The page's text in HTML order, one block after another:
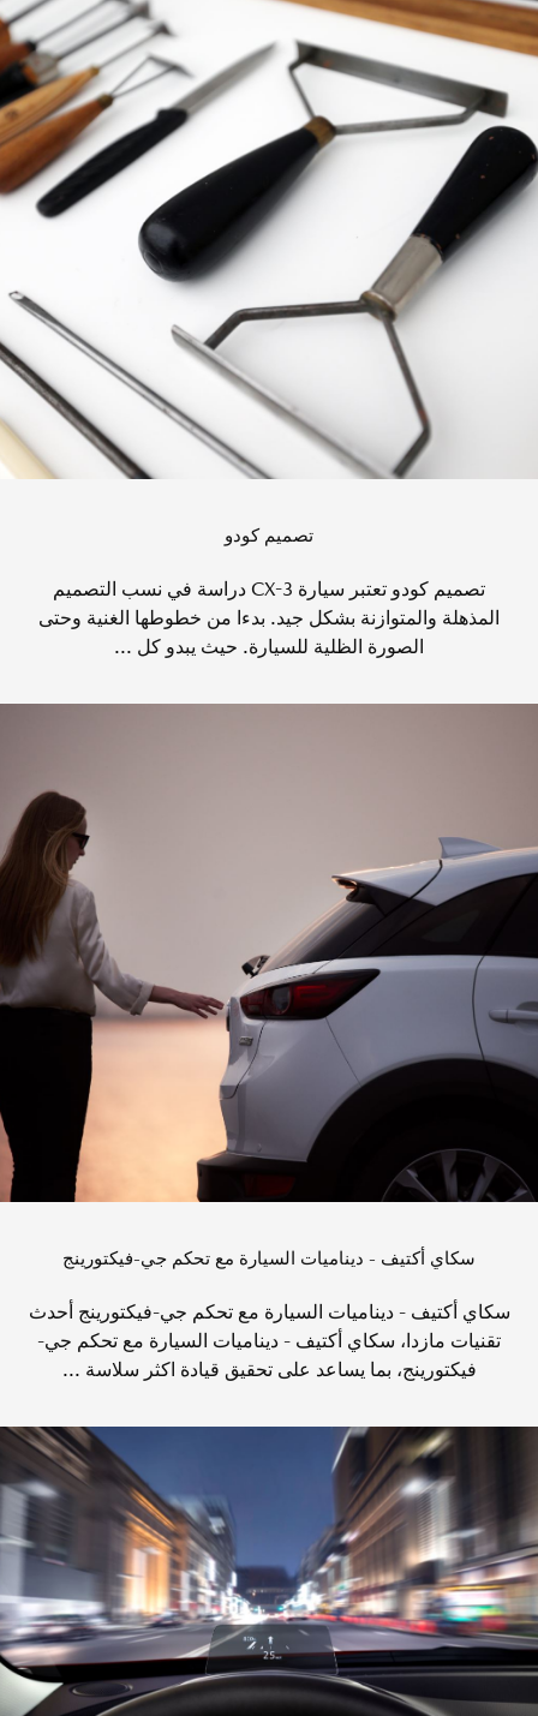
تصميم كودو
تصميم كودو تعتبر سيارة CX-3 دراسة في نسب التصميم
المذهلة والمتوازنة بشكل جيد. بدءا من خطوطها الغنية وحتى
الصورة الظلية للسيارة. حيث يبدو كل ...
سكاي أكتيف - ديناميات السيارة مع تحكم جي-فيكتورينج
سكاي أكتيف - ديناميات السيارة مع تحكم جي-فيكتورينج أحدث
تقنيات مازدا، سكاي أكتيف - ديناميات السيارة مع تحكم جي-
فيكتورينج، بما يساعد على تحقيق قيادة اكثر سلاسة ...